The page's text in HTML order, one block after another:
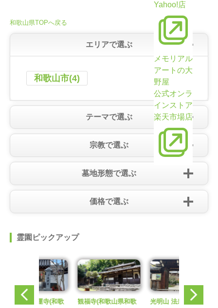
Yahoo!店
メモリアル
アートの大
野屋
公式オンラ
インストア
楽天市場店
和歌山県TOPへ戻る
エリアで選ぶ
和歌山市(4)
テーマで選ぶ
宗教で選ぶ
墓地形態で選ぶ
価格で選ぶ
霊園ピックアップ
大宝山 恵運寺(和歌
観福寺(和歌山県和歌
光明山 法泉院 真光寺